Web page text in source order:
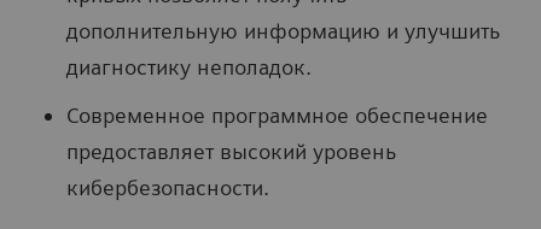
дополнительную информацию и улучшить
диагностику неполадок.
Современное программное обеспечение
предоставляет высокий уровень
кибербезопасности.